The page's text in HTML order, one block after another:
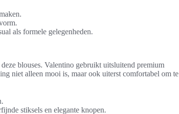
als formele gelegenheden.
blouses. Valentino gebruikt uitsluitend premium
niet alleen mooi is, maar ook uiterst comfortabel om te
stiksels en elegante knopen.